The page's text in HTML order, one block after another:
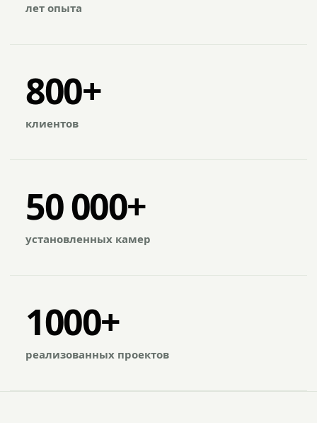
лет опыта
800+
клиентов
50 000+
установленных камер
1000+
реализованных проектов